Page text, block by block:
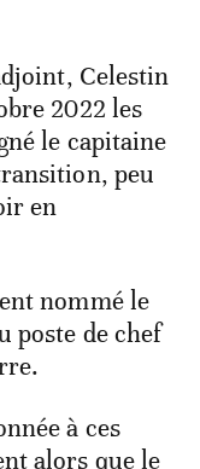
Celestin
2022 les
le capitaine
peu
en
nommé le
poste de chef
à ces
alors que le